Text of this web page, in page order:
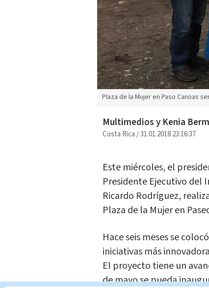
Plaza de la Mujer en Paso Canoas
Multimedios y Kenia
Costa Rica/31.01.2018 23:16:37
Este miércoles, el
Presidente Ejecutivo del
Ricardo Rodríguez,
Plaza de la Mujer en
Hace seis meses se
iniciativas más
El proyecto tiene un
de mayo se pueda